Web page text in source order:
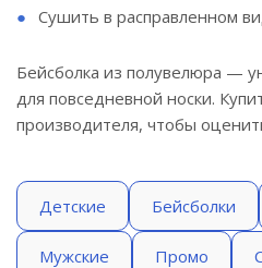
Сушить в расправленном
Бейсболка из полувелюра —
для повседневной носки.
производителя, чтобы
Детские Бейсболки
Мужские Промо